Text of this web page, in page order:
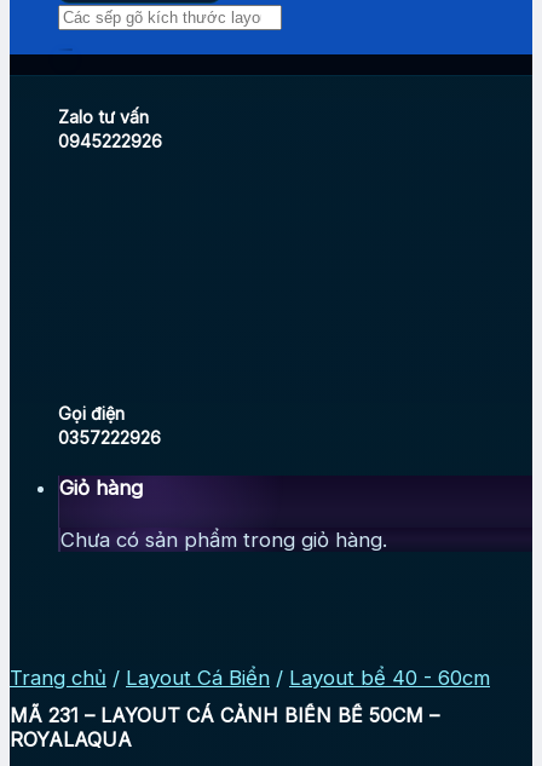
Zalo tư vấn
0945222926
Gọi điện
0357222926
Giỏ hàng
Chưa có sản phẩm trong giỏ hàng.
Tìm
kiếm:
Trang chủ / Layout Cá Biển / Layout bể 40 - 60cm
MÃ 231 – LAYOUT CÁ CẢNH BIỂN BỂ 50CM –
ROYALAQUA